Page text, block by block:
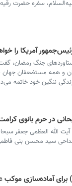
آمریکا را
جنگ رمضان،
و همه مستضعفان
ننگین خود خاتمه
در حرم بانوی
الله العظمی جعفر
سید محسن بنی
موکب عمود